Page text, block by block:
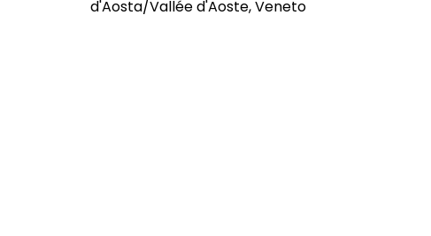
d'Aosta/Vallée d'Aoste, Veneto